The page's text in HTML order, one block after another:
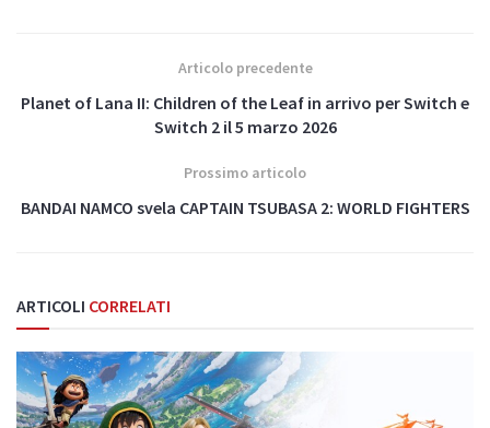
Articolo precedente
Planet of Lana II: Children of the Leaf in arrivo per Switch e
Switch 2 il 5 marzo 2026
Prossimo articolo
BANDAI NAMCO svela CAPTAIN TSUBASA 2: WORLD FIGHTERS
ARTICOLI CORRELATI